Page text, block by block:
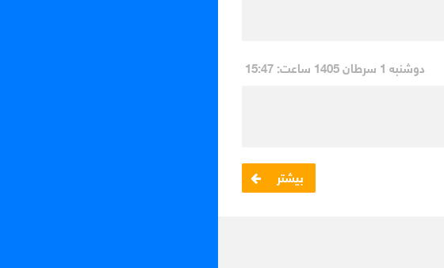
دوشنبه 1 سرطان 1405 ساعت: 15:47
بیشتر